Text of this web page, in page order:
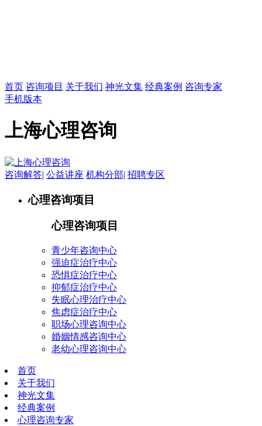
首页 咨询项目 关于我们 神光文集 经典案例 咨询专家
手机版本
上海心理咨询
咨询解答| 公益讲座 机构分部| 招聘专区
心理咨询项目
心理咨询项目
青少年咨询中心
强迫症治疗中心
恐惧症治疗中心
抑郁症治疗中心
失眠心理治疗中心
焦虑症治疗中心
职场心理咨询中心
婚姻情感咨询中心
老幼心理咨询中心
首页
关于我们
神光文集
经典案例
心理咨询专家